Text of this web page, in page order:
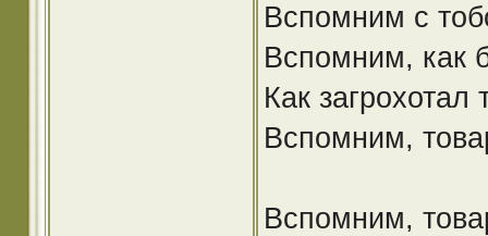
Вспомним с
Вспомним, как
Как
Вспомним,
Вспомним,